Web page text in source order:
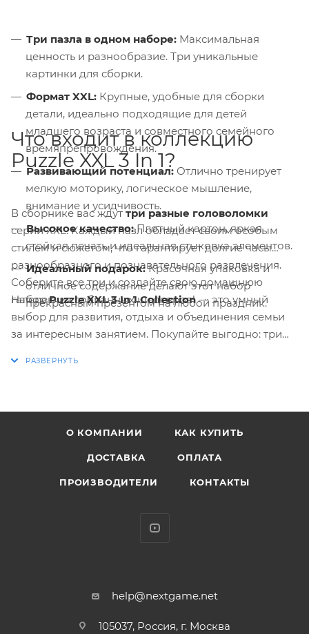
Три пазла в одном наборе: Максимальная
ценность и разнообразие. Три уникальные
картинки для сборки.
Формат XXL: Крупные, удобные для сборки
детали, идеально подходящие для детей
младшего возраста и совместного семейного
времяпрепровождения.
Развивающий потенциал: Отлично тренирует
мелкую моторику, логическое мышление,
внимание и усидчивость.
Высокое качество:Плотный картон, яркая
стойкая печать и идеальная стыковка элементов.
Идеальный подарок:Красочная упаковка и
отличное содержание делают этот набор
прекрасным презентом на любой праздник.
Что входит в коллекцию
Puzzle XXL 3 In 1?
В сборнике вас ждуттри разные головоломки
серии XXL. Каждый пазл обладает своим особым
стилем и сюжетом, что гарантирует долгие часы
разнообразного и познавательного развлечения.
Соберите все три и создайте свою домашнюю
галерею из собранных шедевров!
НаборPuzzle XXL 3 In 1 Collection— это умный
выбор для развития, отдыха и объединения семьи
за интересным занятием. Покупайте выгодно: три
О КОМПАНИИ КАК КУПИТЬ
ДОСТАВКА ОПЛАТА
ПРОИЗВОДИТЕЛИ КОНТАКТЫ
help@nextgame.net
105037, Россия, г. Москва